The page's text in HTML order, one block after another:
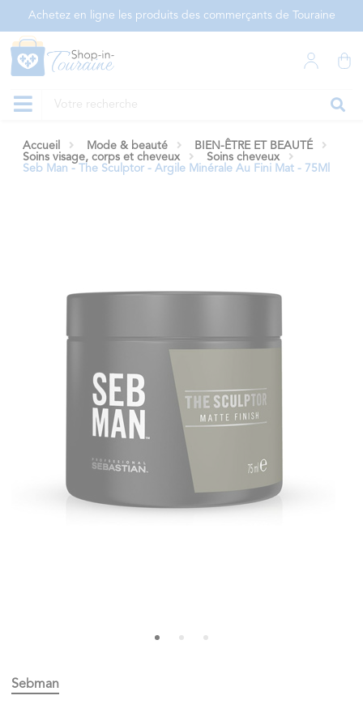
Achetez en ligne les produits des commerçants de Touraine
Accueil Mode & beauté
BIEN-ÊTRE ET BEAUTÉ
Soins visage, corps et cheveux
Soins cheveux
Seb Man - The Sculptor - Argile Minérale Au Fini Mat - 75Ml
Sebman
Panneau de gestion des cookies